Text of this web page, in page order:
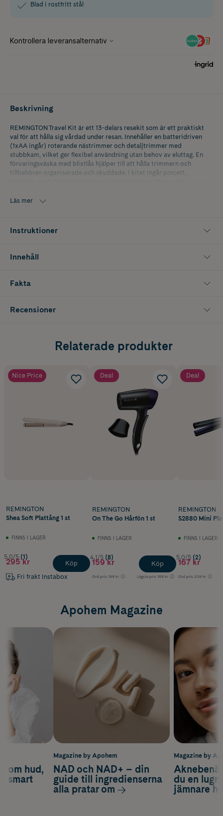
Blad i rostfritt stål
Beskrivning
REMINGTON Travel Kit är ett 13-delars resekit som är ett praktiskt
val för att hålla sig vårdad under resan. Innehåller en batteridriven
(1xAA ingår) roterande nästrimmer och detaljtrimmer med
stubbkam, vilket ger flexibel användning utan behov av eluttag. En
förvaringsväska med blixtlås hjälper till att hålla trimmern och
tillbehören organiserade och skyddade. I kitet ingår pincett,
Läs mer
Instruktioner
Innehåll
Fakta
Recensioner
Relaterade produkter
Nice Price
REMINGTON
Shea Soft Plattång 1 st
FINNS I LAGER
5.0/5 (1)
295 kr
Fri frakt Instabox
Köp
Deal
REMINGTON
On The Go Hårfön 1 st
FINNS I LAGER
4.1/5 (8)
159 kr
Ord.pris 199 kr Lägsta pris 169 kr
Köp
Deal
REMINGTON
S2880 Mini
FINNS I LAGER
5.0/5 (2)
167 kr
Ord.pris 209 kr
Apohem Magazine
Magazine by
du en
jämnare
om hud,
smart
Magazine by Apohem
NAD och NAD+ – din
guide till ingredienserna
alla pratar om